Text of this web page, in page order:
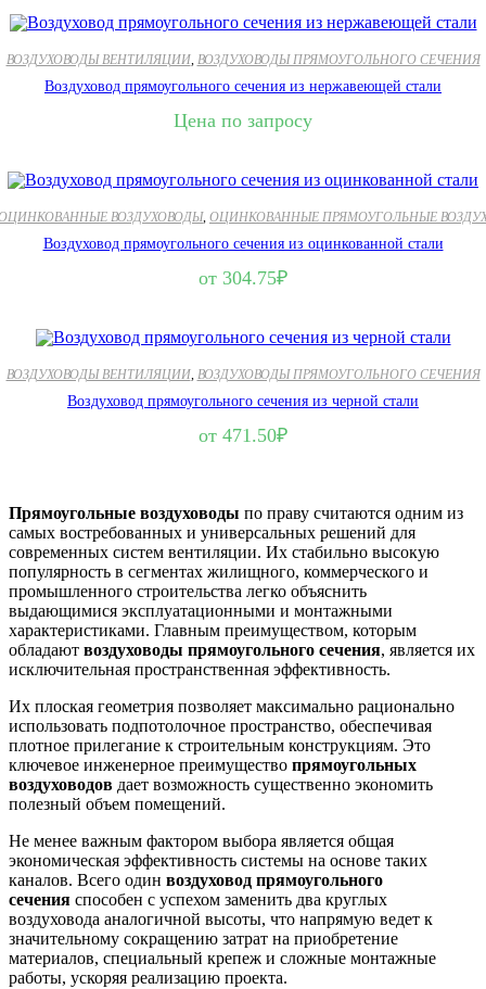
ВОЗДУХОВОДЫ ВЕНТИЛЯЦИИ, ВОЗДУХОВОДЫ ПРЯМОУГОЛЬНОГО СЕЧЕНИЯ
Воздуховод прямоугольного сечения из нержавеющей стали
Цена по запросу
ВОЗДУХОВОДЫ, ОЦИНКОВАННЫЕ ПРЯМОУГОЛЬНЫЕ
Воздуховод прямоугольного сечения из оцинкованной стали
от 304.75₽
ВОЗДУХОВОДЫ ВЕНТИЛЯЦИИ, ВОЗДУХОВОДЫ ПРЯМОУГОЛЬНОГО СЕЧЕНИЯ
Воздуховод прямоугольного сечения из черной стали
от 471.50₽
Прямоугольные воздуховоды по праву считаются одним из
самых востребованных и универсальных решений для
современных систем вентиляции. Их стабильно высокую
популярность в сегментах жилищного, коммерческого и
промышленного строительства легко объяснить
выдающимися эксплуатационными и монтажными
характеристиками. Главным преимуществом, которым
обладают воздуховоды прямоугольного сечения, является их
исключительная пространственная эффективность.
Их плоская геометрия позволяет максимально рационально
использовать подпотолочное пространство, обеспечивая
плотное прилегание к строительным конструкциям. Это
ключевое инженерное преимущество прямоугольных
воздуховодов дает возможность существенно экономить
полезный объем помещений.
Не менее важным фактором выбора является общая
экономическая эффективность системы на основе таких
каналов. Всего один воздуховод прямоугольного
сечения способен с успехом заменить два круглых
воздуховода аналогичной высоты, что напрямую ведет к
значительному сокращению затрат на приобретение
материалов, специальный крепеж и сложные монтажные
работы, ускоряя реализацию проекта.